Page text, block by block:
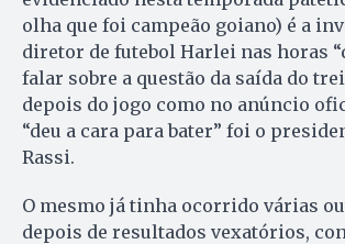
olha que foi campeão goiano) é a
diretor de futebol Harlei nas horas
falar sobre a questão da saída do
depois do jogo como no anúncio
“deu a cara para bater” foi o
Rassi.
O mesmo já tinha ocorrido várias
depois de resultados vexatórios,